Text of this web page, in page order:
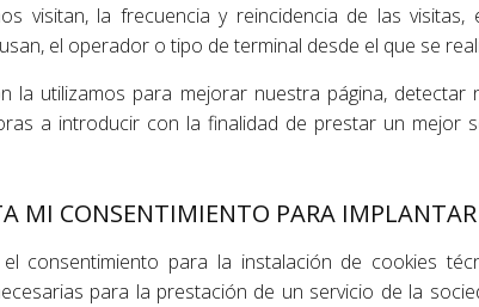
visitan, la frecuencia y reincidencia de las visitas,
el operador o tipo de terminal desde el que se
la utilizamos para mejorar nuestra página, detectar
a introducir con la finalidad de prestar un mejor
MI CONSENTIMIENTO PARA
consentimiento para la instalación de cookies
para la prestación de un servicio de la